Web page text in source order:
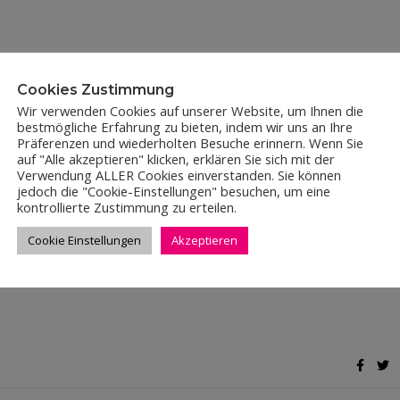
bilden
weiterentwickeln, neue Erfahrungen sammeln und Freude
Kurs- und Seminarangebot ermöglichen. Pro Jahr bieten
Kompetenz besteht auch in der Seminargestaltung und
Grundlagenarbeit und Erstellung betrieblicher
Cookies Zustimmung
Wir verwenden Cookies auf unserer Website, um Ihnen die
bestmögliche Erfahrung zu bieten, indem wir uns an Ihre
Präferenzen und wiederholten Besuche erinnern. Wenn Sie
auf "Alle akzeptieren" klicken, erklären Sie sich mit der
Verwendung ALLER Cookies einverstanden. Sie können
jedoch die "Cookie-Einstellungen" besuchen, um eine
kontrollierte Zustimmung zu erteilen.
Cookie Einstellungen Akzeptieren